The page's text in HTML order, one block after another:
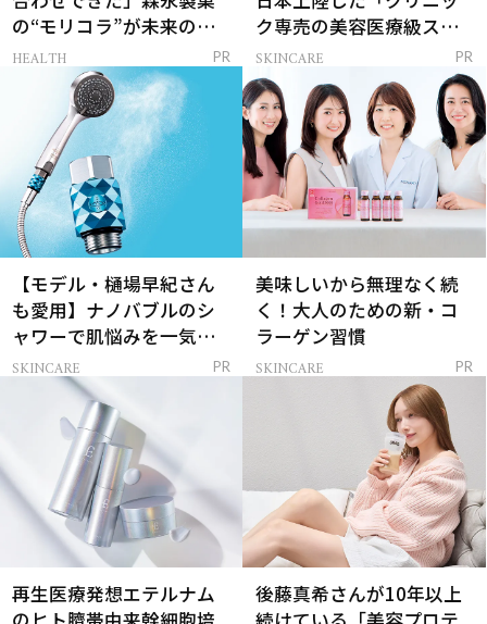
の“モリコラ”が未来のキ
レイを連れてくる！
HEALTH PR
ク専売の美容医療級スキ
ンケア」
SKINCARE PR
【モデル・樋場早紀さん
も愛用】ナノバブルのシ
ャワーで肌悩みを一気に
解決
SKINCARE PR
美味しいから無理なく続
く！大人のための新・コ
ラーゲン習慣
SKINCARE PR
再生医療発想エテルナム
後藤真希さんが10年以上